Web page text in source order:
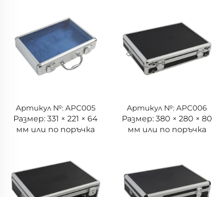
Артикул №: APC005
Размер: 331 × 221 × 64
мм или по поръчка
Артикул №: APC006
Размер: 380 × 280 × 80
мм или по поръчка